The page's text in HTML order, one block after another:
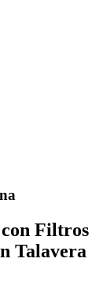
Filtros
Talavera